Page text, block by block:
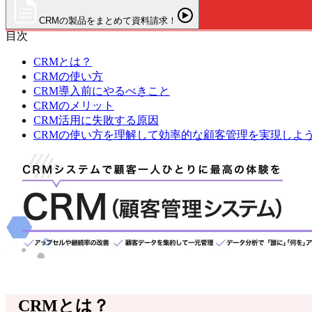
CRMの製品をまとめて資料請求！
目次
CRMとは？
CRMの使い方
CRM導入前にやるべきこと
CRMのメリット
CRM活用に失敗する原因
CRMの使い方を理解して効率的な顧客管理を実現しよ
CRMとは？